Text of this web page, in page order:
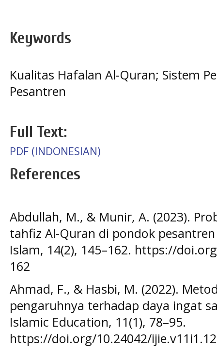
Keywords
Kualitas Hafalan Al-Quran; Sistem
Pesantren
Full Text:
PDF (INDONESIAN)
References
Abdullah, M., & Munir, A. (2023).
tahfiz Al-Quran di pondok
Islam, 14(2), 145–162. https://
162
Ahmad, F., & Hasbi, M. (2022).
pengaruhnya terhadap daya ingat
Islamic Education, 11(1), 78–95.
https://doi.org/10.24042/